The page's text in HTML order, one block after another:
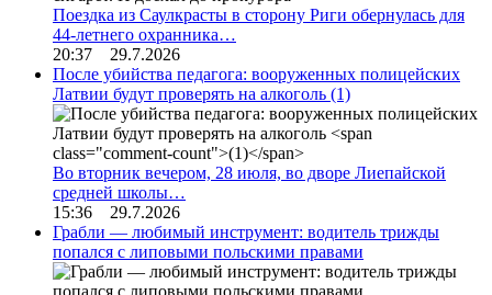
Поездка из Саулкрасты в сторону Риги обернулась для
44-летнего охранника…
20:37 29.7.2026
После убийства педагога: вооруженных полицейских
Латвии будут проверять на алкоголь (1)
Во вторник вечером, 28 июля, во дворе Лиепайской
средней школы…
15:36 29.7.2026
Грабли — любимый инструмент: водитель трижды
попался с липовыми польскими правами